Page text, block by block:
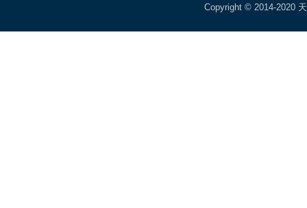
Copyright © 2014-2020